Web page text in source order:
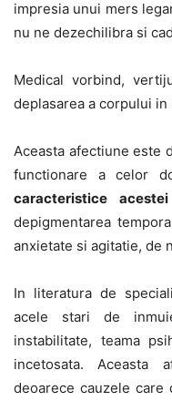
impresia unui mers
nu ne dezechilibra si
Medical vorbind,
deplasarea a corpului
Aceasta afectiune este
functionare a celor
caracteristice
depigmentarea
anxietate si agitatie, de
In literatura de
acele stari de
instabilitate, teama
incetosata. Aceasta
deoarece cauzele care